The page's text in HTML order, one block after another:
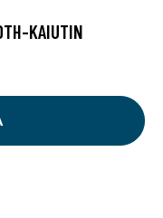
KAIUTIN